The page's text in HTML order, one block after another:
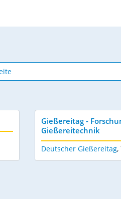
Gießereitag -
Gießereitechnik
Deutscher Gießereitag,